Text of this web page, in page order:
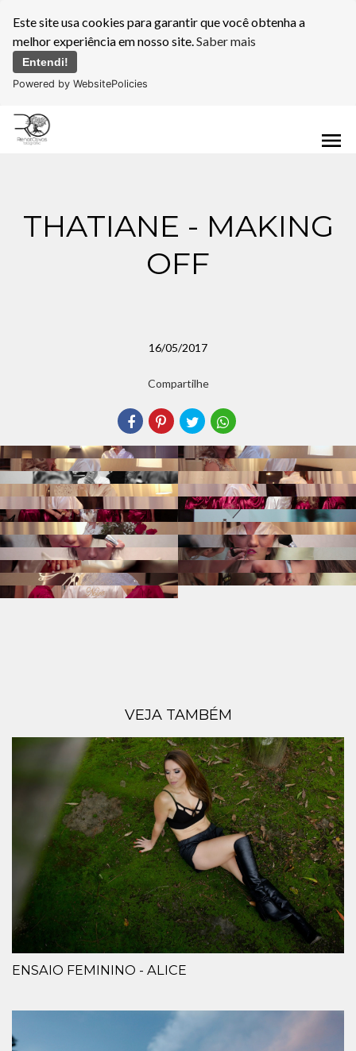
Este site usa cookies para garantir que você obtenha a
melhor experiência em nosso site.Saber mais
Entendi!
Powered by WebsitePolicies
menu
THATIANE - MAKING
OFF
16/05/2017
Compartilhe
VEJA TAMBÉM
ENSAIO FEMININO - ALICE